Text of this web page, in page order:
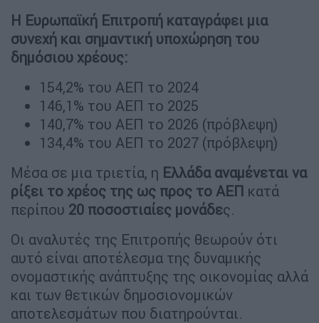
Η Ευρωπαϊκή Επιτροπή καταγράφει μια
συνεχή και σημαντική υποχώρηση του
δημόσιου χρέους:
154,2% του ΑΕΠ το 2024
146,1% του ΑΕΠ το 2025
140,7% του ΑΕΠ το 2026 (πρόβλεψη)
134,4% του ΑΕΠ το 2027 (πρόβλεψη)
Μέσα σε μια τριετία, η Ελλάδα αναμένεται να
ρίξει το χρέος της ως προς το ΑΕΠ κατά
περίπου 20 ποσοστιαίες μονάδες.
Οι αναλυτές της Επιτροπής θεωρούν ότι
αυτό είναι αποτέλεσμα της δυναμικής
ονομαστικής ανάπτυξης της οικονομίας αλλά
και των θετικών δημοσιονομικών
αποτελεσμάτων που διατηρούνται.